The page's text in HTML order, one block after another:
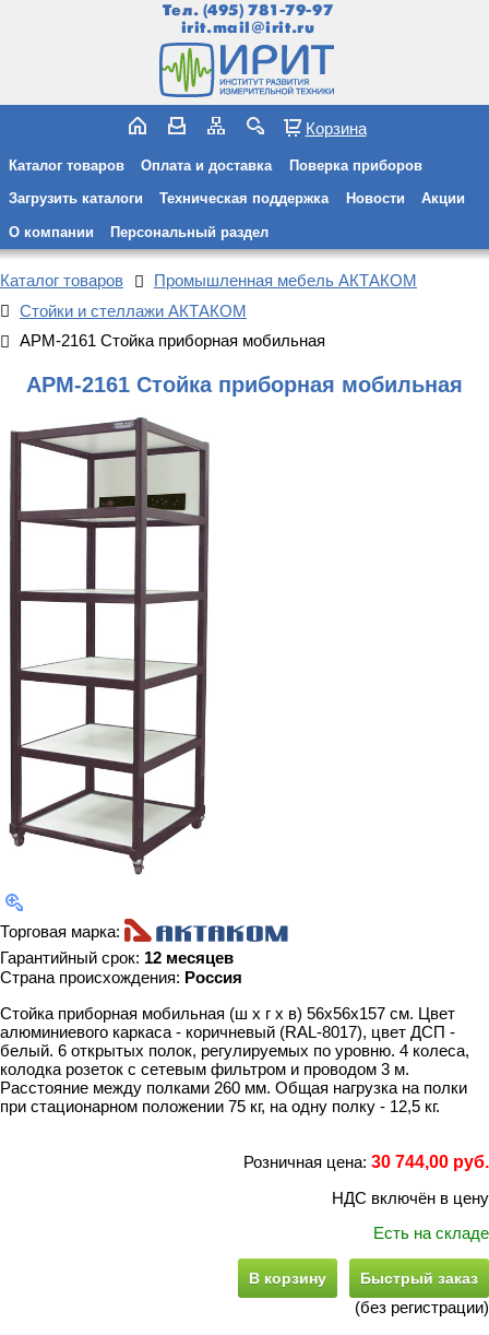
Тел. (495) 781-79-97
irit.mail@irit.ru
Корзина
Каталог товаров Оплата и доставка Поверка приборов
Загрузить каталоги Техническая поддержка Новости Акции
О компании Персональный раздел
Каталог товаров
Промышленная мебель АКТАКОМ
Стойки и стеллажи АКТАКОМ
АРМ-2161 Стойка приборная мобильная
АРМ-2161 Стойка приборная мобильная
Торговая марка:
Гарантийный срок: 12 месяцев
Страна происхождения: Россия
Стойка приборная мобильная (ш х г х в) 56х56х157 см. Цвет
алюминиевого каркаса - коричневый (RAL-8017), цвет ДСП -
белый. 6 открытых полок, регулируемых по уровню. 4 колеса,
колодка розеток с сетевым фильтром и проводом 3 м.
Расстояние между полками 260 мм. Общая нагрузка на полки
при стационарном положении 75 кг, на одну полку - 12,5 кг.
Розничная цена: 30 744,00 руб.
НДС включён в цену
Есть на складе
В корзину Быстрый заказ
(без регистрации)